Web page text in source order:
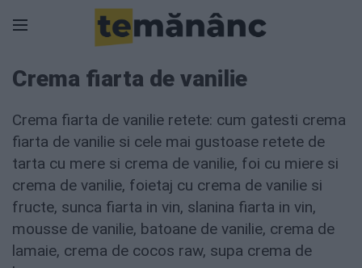
Crema fiarta de vanilie
Crema fiarta de vanilie retete: cum gatesti crema
fiarta de vanilie si cele mai gustoase retete de
tarta cu mere si crema de vanilie, foi cu miere si
crema de vanilie, foietaj cu crema de vanilie si
fructe, sunca fiarta in vin, slanina fiarta in vin,
mousse de vanilie, batoane de vanilie, crema de
lamaie, crema de cocos raw, supa crema de